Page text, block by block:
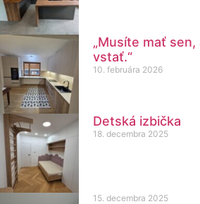
„Musíte mať
vstať.“
10. februára 2026
Detská izbička
18. decembra 2025
15. decembra 2025